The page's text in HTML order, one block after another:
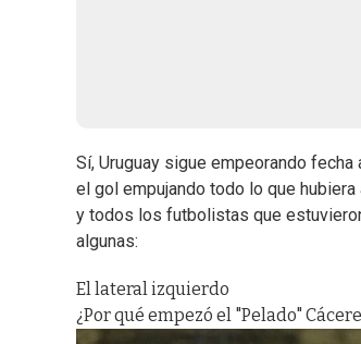
Sí, Uruguay sigue empeorando
el gol empujando todo lo que
y todos los futbolistas que
algunas:
El lateral izquierdo
¿Por qué empezó el "Pelado"